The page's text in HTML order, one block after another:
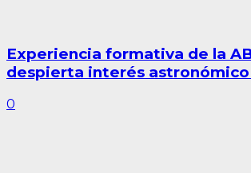
Experiencia formativa de la
despierta interés
0